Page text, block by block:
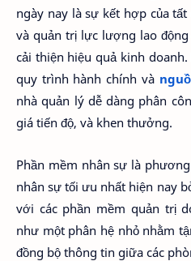
ngày nay là sự kết hợp của
và quản trị lực lượng lao
cải thiện hiệu quả kinh
quy trình hành chính và
nhà quản lý dễ dàng phân
giá tiến độ, và khen thưởng.
Phần mềm nhân sự là
nhân sự tối ưu nhất hiện nay
với các phần mềm quản trị
như một phân hệ nhỏ nhằm
đồng bộ thông tin giữa các